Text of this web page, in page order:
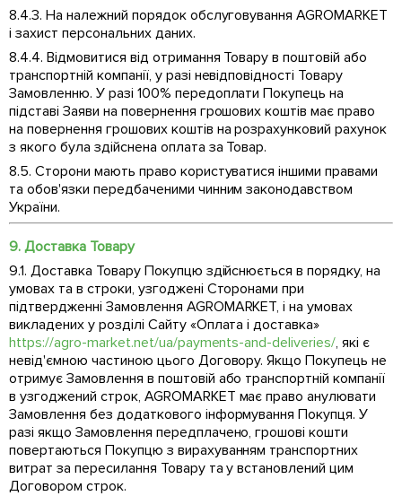
8.4.3. На належний порядок обслуговування AGROMARKET
і захист персональних даних.
8.4.4. Відмовитися від отримання Товару в поштовій або
транспортній компанії, у разі невідповідності Товару
Замовленню. У разі 100% передоплати Покупець на
підставі Заяви на повернення грошових коштів має право
на повернення грошових коштів на розрахунковий рахунок
з якого була здійснена оплата за Товар.
8.5. Сторони мають право користуватися іншими правами
та обов'язки передбаченими чинним законодавством
України.
9. Доставка Товару
9.1. Доставка Товару Покупцю здійснюється в порядку, на
умовах та в строки, узгоджені Сторонами при
підтвердженні Замовлення AGROMARKET, і на умовах
викладених у розділі Сайту «Оплата і доставка»
https://agro-market.net/ua/payments-and-deliveries/, які є
невід'ємною частиною цього Договору. Якщо Покупець не
отримує Замовлення в поштовій або транспортній компанії
в узгоджений строк, AGROMARKET має право анулювати
Замовлення без додаткового інформування Покупця. У
разі якщо Замовлення передплачено, грошові кошти
повертаються Покупцю з вирахуванням транспортних
витрат за пересилання Товару та у встановлений цим
Договором строк.